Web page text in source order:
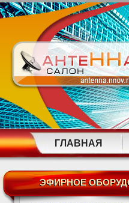
ГЛАВНАЯ
ЭФИРНОЕ